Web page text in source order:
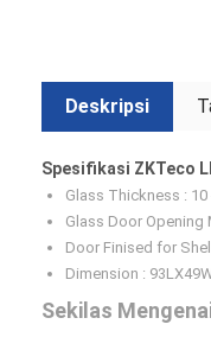
Deskripsi
Spesifikasi ZKTeco
Glass Thickness :
Glass Door Opening
Door Finised for
Dimension :
Sekilas